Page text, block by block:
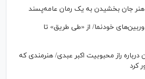
هنر جان بخشیدن به یک رمان عامه‌پسند
خودنما/ از «طی طریق» تا
درباره راز محبوبیت اکبر عبدی/ هنرمندی که
کرد